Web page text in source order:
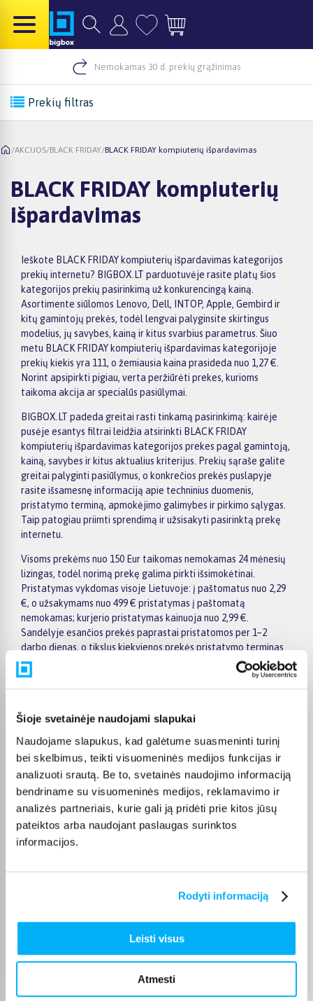
Šioje svetainėje naudojami slapukai
Naudojame slapukus, kad galėtume suasmeninti turinį
bei skelbimus, teikti visuomeninės medijos funkcijas ir
analizuoti srautą. Be to, svetainės naudojimo informaciją
bendriname su visuomeninės medijos, reklamavimo ir
analizės partneriais, kurie gali ją pridėti prie kitos jūsų
pateiktos arba naudojant paslaugas surinktos
informacijos.
Rodyti informaciją
Leisti visus
Atmesti
Nemokamas 30 d. prekių grąžinimas
Prekių filtras
/AKCIJOS/BLACK FRIDAY/BLACK FRIDAY kompiuterių išpardavimas
BLACK FRIDAY kompiuterių
išpardavimas
Ieškote BLACK FRIDAY kompiuterių išpardavimas kategorijos
prekių internetu? BIGBOX.LT parduotuvėje rasite platų šios
kategorijos prekių pasirinkimą už konkurencingą kainą.
Asortimente siūlomos Lenovo, Dell, INTOP, Apple, Gembird ir
kitų gamintojų prekės, todėl lengvai palyginsite skirtingus
modelius, jų savybes, kainą ir kitus svarbius parametrus. Šiuo
metu BLACK FRIDAY kompiuterių išpardavimas kategorijoje
prekių kiekis yra 111, o žemiausia kaina prasideda nuo 1,27 €.
Norint apsipirkti pigiau, verta peržiūrėti prekes, kurioms
taikoma akcija ar specialūs pasiūlymai.
BIGBOX.LT padeda greitai rasti tinkamą pasirinkimą: kairėje
pusėje esantys filtrai leidžia atsirinkti BLACK FRIDAY
kompiuterių išpardavimas kategorijos prekes pagal gamintoją,
kainą, savybes ir kitus aktualius kriterijus. Prekių sąraše galite
greitai palyginti pasiūlymus, o konkrečios prekės puslapyje
rasite išsamesnę informaciją apie techninius duomenis,
pristatymo terminą, apmokėjimo galimybes ir pirkimo sąlygas.
Taip patogiau priimti sprendimą ir užsisakyti pasirinktą prekę
internetu.
Visoms prekėms nuo 150 Eur taikomas nemokamas 24 mėnesių
lizingas, todėl norimą prekę galima pirkti išsimokėtinai.
Pristatymas vykdomas visoje Lietuvoje: į paštomatus nuo 2,29
€, o užsakymams nuo 499 € pristatymas į paštomatą
nemokamas; kurjerio pristatymas kainuoja nuo 2,99 €.
Sandėlyje esančios prekės paprastai pristatomos per 1–2
darbo dienas, o tikslus kiekvienos prekės pristatymo terminas
visada nurodomas jos puslapyje.
Pasirinktą prekę iš BLACK FRIDAY kompiuterių išpardavimas
užsakymą atsiimti patiems, atitinkamai pažymėtas prekes
Pirkėjų atsiliepimai apie prekes
Prekė puiki, greitas pristatymas